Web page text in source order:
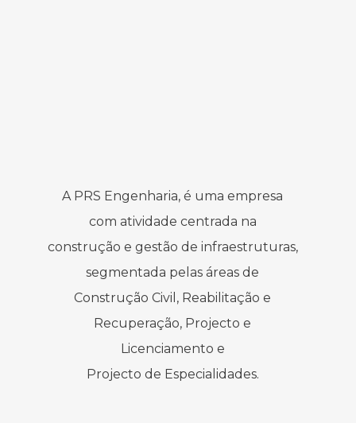
A PRS Engenharia, é uma empresa
com atividade centrada na
construção e gestão de infraestruturas,
segmentada pelas áreas de
Construção Civil, Reabilitação e
Recuperação, Projecto e
Licenciamento e
Projecto de Especialidades.